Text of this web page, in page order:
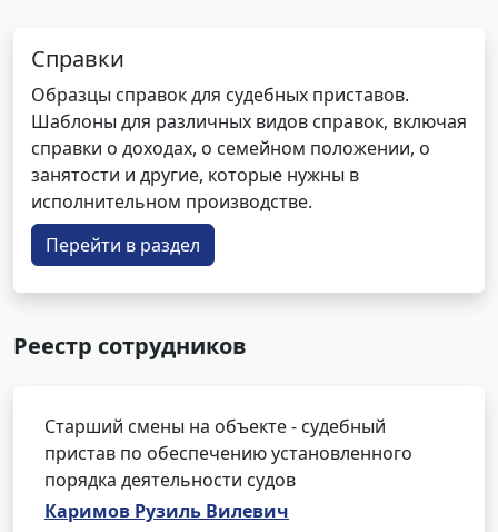
Справки
Образцы справок для судебных приставов.
Шаблоны для различных видов справок, включая
справки о доходах, о семейном положении, о
занятости и другие, которые нужны в
исполнительном производстве.
Перейти в раздел
Реестр сотрудников
Старший смены на объекте - судебный
пристав по обеспечению установленного
порядка деятельности судов
Каримов Рузиль Вилевич